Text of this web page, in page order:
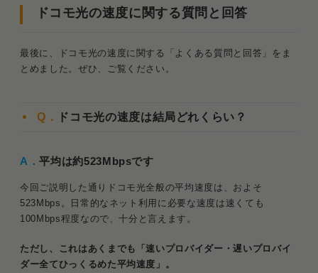
ドコモ光の速度に関する質問と回答
最後に、ドコモ光の速度に関する「よくある質問と回答」をま
とめました。ぜひ、ご覧ください。
Q． ドコモ光の速度は結局どれくらい？
A．平均は約523Mbpsです
今回ご説明した通りドコモ光全般の平均速度は、およそ
523Mbps。日常的なネット利用に必要な速度は速くても
100Mbps程度なので、十分と言えます。
ただし、これはあくまでも「速いプロバイダー・遅いプロバイ
ダー全てひっくるめた平均速度」。